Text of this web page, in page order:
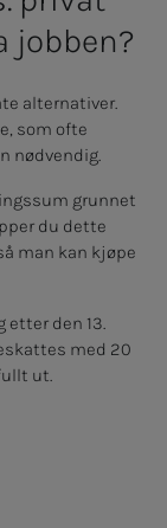
jobben?
alternativer.
som ofte
nødvendig.
grunnet
du dette
man kan kjøpe
etter den 13.
med 20
ut.